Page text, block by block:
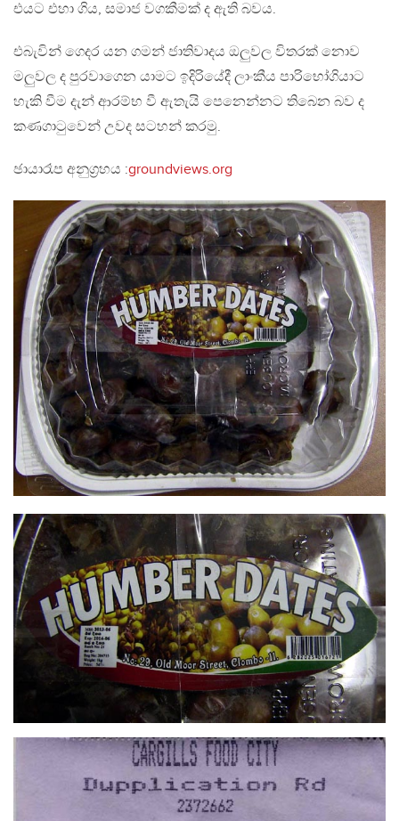
එයට එහා ගිය, සමාජ වගකීමක් ද ඇති බවය.
එබැවින් ගෙදර යන ගමන් ජාතිවාදය ඔලුවල විතරක් නොව
මලුවල ද පුරවාගෙන යාමට ඉදිරියේදී ලාංකීය පාරිභෝගියාට
හැකි වීම දැන් ආරම්භ වී ඇතැයි පෙනෙන්නට තිබෙන බව ද
කණගාටුවෙන් උවද සටහන් කරමු.
ඡායාරෑප අනුග්‍රහය :groundviews.org